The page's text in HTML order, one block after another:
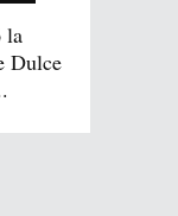
la
Dulce